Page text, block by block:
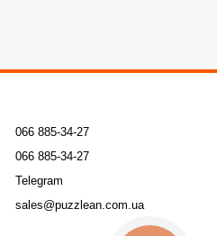
066 885-34-27
066 885-34-27
Telegram
sales@puzzlean.com.ua